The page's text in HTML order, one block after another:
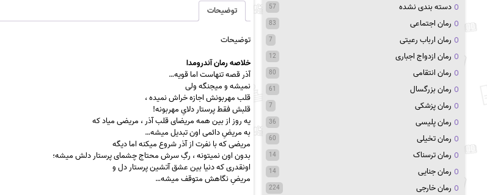
توضیحات
توضیحات
خلاصه رمان آندرومدا
آذر قصه تنهاست اما قویه…
نمیشه و میجنگه ولی
قلب مهربونش اجازه خراش نمیده ،
قلبش فقط پرستار دلایِ مهربونه!
یه روز از بین همهمریضایقلب آذر ، مریضی میاد که
به مریضِ دائمی اون تبدیل میشه…
مریضی که با نفرت از آذر شروعمیکنهاما دیگه
بدون اون نمیتونه ، رگِ سرش محتاج چشمای پرستار دلش میشه؛
اونقدری که دنیا بین عشق آتشین پرستار دل و
مریضِ نگاهش متوقف میشه…
دسته بندی نشده 57
رمان اجتماعی 83
رمان ارباب رعیتی 7
رمان ازدواج اجباری 12
رمان انتقامی 80
رمان بزرگسال 61
رمان پزشکی 7
رمان پلیسی 36
رمان تخیلی 60
رمان ترسناک 14
رمان جنایی 14
رمان خارجی 224